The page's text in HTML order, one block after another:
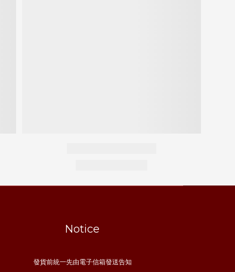
Notice
發貨前統一先由電子信箱發送告知